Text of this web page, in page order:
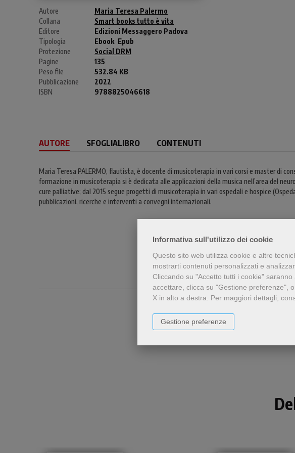
Informativa sull'utilizzo dei cookie
Questo sito web utilizza cookie e altre
mostrarti contenuti personalizzati e
Cliccando su "Accetto tutti i cookie"
accettare, clicca su "Gestione preferenze",
X in alto a destra. Per maggiori dettagli,
Gestione preferenze
Autore
Maria Teresa Palermo
Collana
Smart books tutto è vita
Editore
Edizioni Messaggero Padova
Tipologia
Ebook Epub
Protezione
Social DRM
Pagine
135
Peso file
532.84 KB
Pubblicazione
2022
ISBN
9788825046618
AUTORE SFOGLIALIBRO CONTENUTI
Maria Teresa PALERMO, flautista, è docente di musicoterapia in vari corsi e master di
formazione in musicoterapia si è dedicata alle applicazioni della musica nell’area del
cure palliative; dal 2015 segue progetti di musicoterapia in vari ospedali e hospice
pubblicazioni, ricerche e interventi a convegni internazionali.